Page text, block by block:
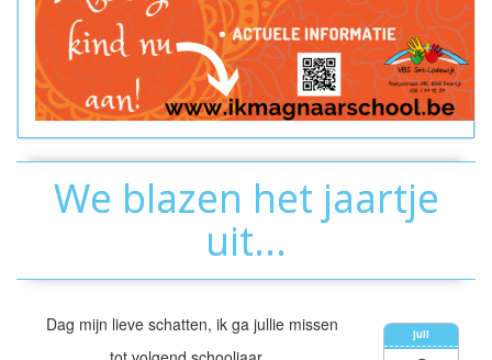
We blazen het jaartje
uit...
juli
Dag mijn lieve schatten, ik ga jullie missen